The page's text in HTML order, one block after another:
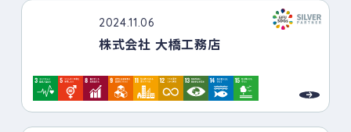
2024.11.06
株式会社 大橋工務店